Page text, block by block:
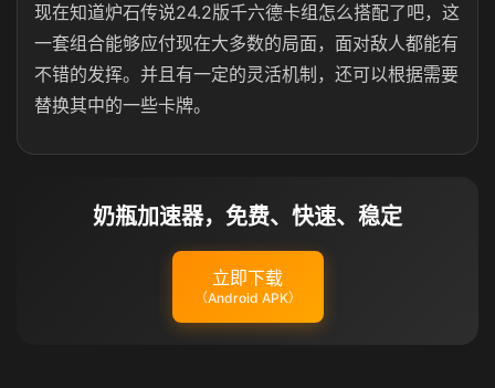
现在知道炉石传说24.2版千六德卡组怎么搭配了吧，这
一套组合能够应付现在大多数的局面，面对敌人都能有
不错的发挥。并且有一定的灵活机制，还可以根据需要
替换其中的一些卡牌。
奶瓶加速器，免费、快速、稳定
立即下载
（Android APK）